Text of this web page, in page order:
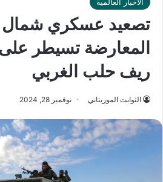
تصعيد عسكري شمال
ريف حلب الغربي
الثوابت الموريتاني نوفمبر 28, 2024